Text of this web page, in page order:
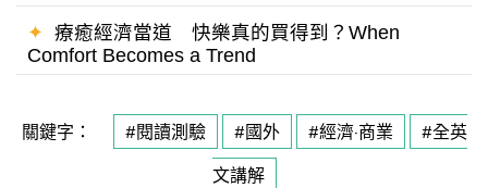
✦ 療癒經濟當道 快樂真的買得到？When
Comfort Becomes a Trend
關鍵字： #閱讀測驗 #國外 #經濟·商業
#全英
文講解